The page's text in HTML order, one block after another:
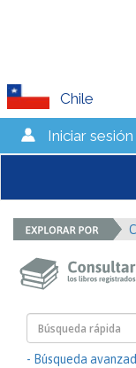
Chile
Iniciar sesión
- Búsqueda